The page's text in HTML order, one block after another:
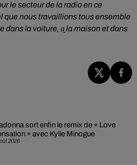
le secteur de la radio en ce
que nous travaillions tous ensemble
dans la voiture, a̬ la maison et dans
2026
sort enfin le remix de « Love
» avec Kylie Minogue